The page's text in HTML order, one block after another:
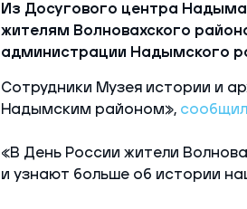
Из Досугового центра
жителям Волновахского
администрации Надымского
Сотрудники Музея истории и
Надымским районом»,
«В День России жители
и узнают больше об истории